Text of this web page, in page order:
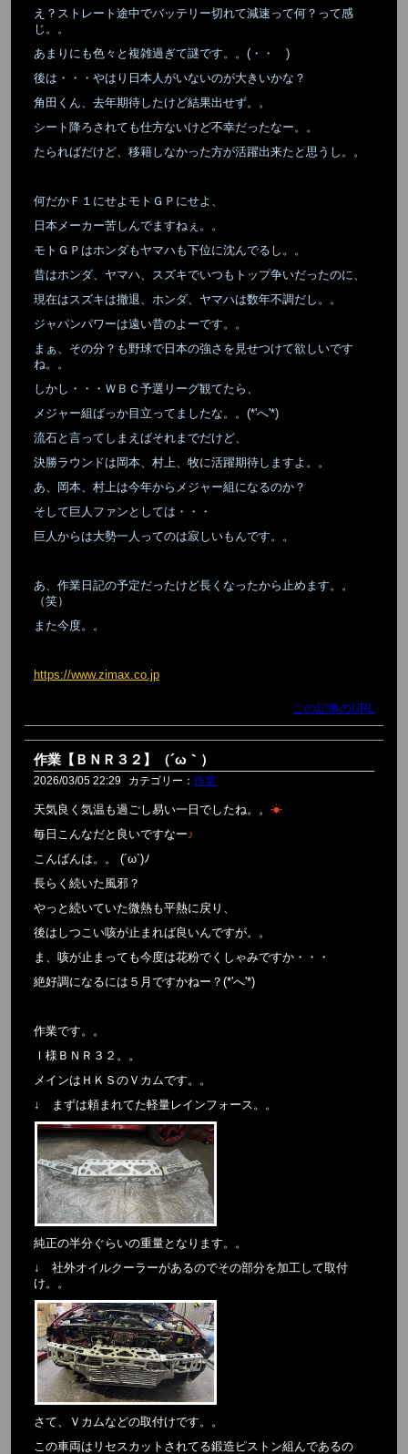
え？ストレート途中でバッテリー切れて減速って何？って感
じ。。
あまりにも色々と複雑過ぎて謎です。。(・・ )
後は・・・やはり日本人がいないのが大きいかな？
角田くん、去年期待したけど結果出せず。。
シート降ろされても仕方ないけど不幸だったなー。。
たらればだけど、移籍しなかった方が活躍出来たと思うし。。
何だかＦ１にせよモトＧＰにせよ、
日本メーカー苦しんでますねぇ。。
モトＧＰはホンダもヤマハも下位に沈んでるし。。
昔はホンダ、ヤマハ、スズキでいつもトップ争いだったのに、
現在はスズキは撤退、ホンダ、ヤマハは数年不調だし。。
ジャパンパワーは遠い昔のよーです。。
まぁ、その分？も野球で日本の強さを見せつけて欲しいです
ね。。
しかし・・・ＷＢＣ予選リーグ観てたら、
メジャー組ばっか目立ってましたな。。(*'へ'*)
流石と言ってしまえばそれまでだけど、
決勝ラウンドは岡本、村上、牧に活躍期待しますよ。。
あ、岡本、村上は今年からメジャー組になるのか？
そして巨人ファンとしては・・・
巨人からは大勢一人ってのは寂しいもんです。。
あ、作業日記の予定だったけど長くなったから止めます。。
（笑）
また今度。。
https://www.zimax.co.jp
この記事のURL
作業【ＢＮＲ３２】（´ω｀）
2026/03/05 22:29 カテゴリー： 作業
天気良く気温も過ごし易い一日でしたね。。 ☀
毎日こんなだと良いですなー♪
こんばんは。。 (´ω`)ﾉ
長らく続いた風邪？
やっと続いていた微熱も平熱に戻り、
後はしつこい咳が止まれば良いんですが。。
ま、咳が止まっても今度は花粉でくしゃみですか・・・
絶好調になるには５月ですかねー？(*'へ'*)
作業です。。
Ｉ様ＢＮＲ３２。。
メインはＨＫＳのＶカムです。。
↓ まずは頼まれてた軽量レインフォース。。
純正の半分ぐらいの重量となります。。
↓ 社外オイルクーラーがあるのでその部分を加工して取付
け。。
さて、Ｖカムなどの取付けです。。
この車両はリセスカットされてる鍛造ピストン組んであるの